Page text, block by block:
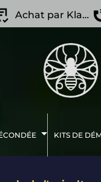
Achat par Klarna
KITS DE